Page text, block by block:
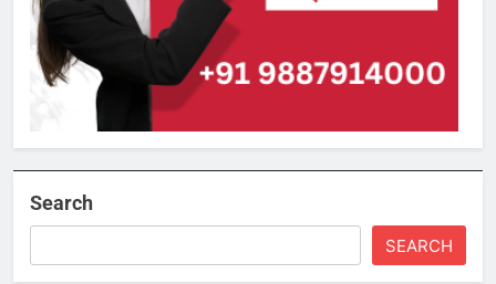
Search
SEARCH